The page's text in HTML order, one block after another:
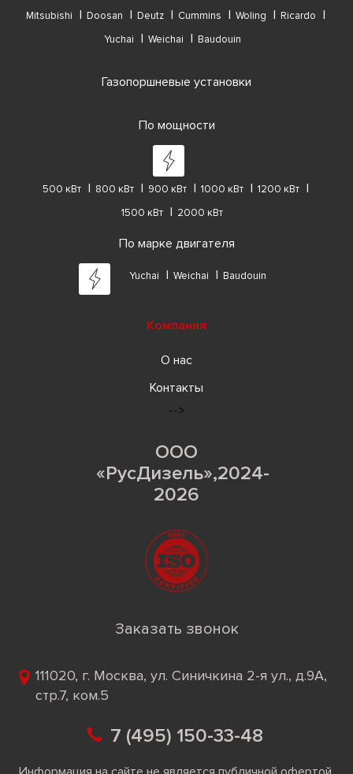
Mitsubishi
Doosan Deutz Cummins Woling
Ricardo
Yuchai
Weichai Baudouin
Газопоршневые установки
По мощности
500 кВт 800 кВт 900 кВт 1000 кВт
1200 кВт
1500 кВт
2000 кВт
По марке двигателя
Yuchai Weichai Baudouin
Компания
О нас
Контакты
-->
ООО
«РусДизель»,2024-
2026
Заказать звонок
111020, г. Москва, ул. Синичкина 2-я ул., д.9А,
стр.7, ком.5
7 (495) 150-33-48